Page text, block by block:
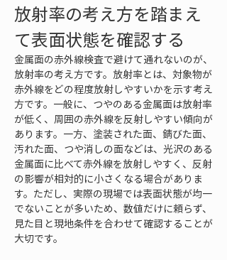
放射率の考え方を踏まえ
て表面状態を確認する
金属面の赤外線検査で避けて通れないのが、
放射率の考え方です。放射率とは、対象物が
赤外線をどの程度放射しやすいかを示す考え
方です。一般に、つやのある金属面は放射率
が低く、周囲の赤外線を反射しやすい傾向が
あります。一方、塗装された面、錆びた面、
汚れた面、つや消しの面などは、光沢のある
金属面に比べて赤外線を放射しやすく、反射
の影響が相対的に小さくなる場合がありま
す。ただし、実際の現場では表面状態が均一
でないことが多いため、数値だけに頼らず、
見た目と現地条件を合わせて確認することが
大切です。